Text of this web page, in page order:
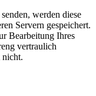
werden diese
Servern gespeichert.
Bearbeitung Ihres
vertraulich
nicht.